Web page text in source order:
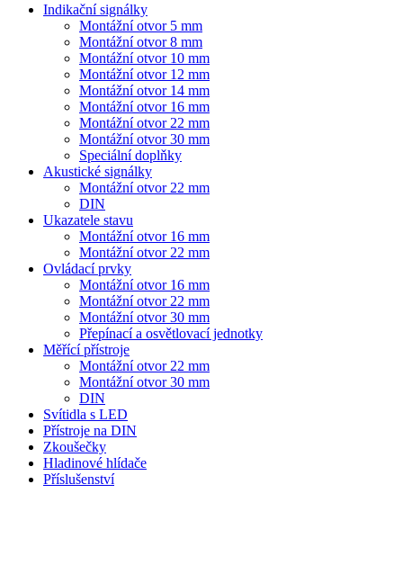
Indikační signálky
Montážní otvor 5 mm
Montážní otvor 8 mm
Montážní otvor 10 mm
Montážní otvor 12 mm
Montážní otvor 14 mm
Montážní otvor 16 mm
Montážní otvor 22 mm
Montážní otvor 30 mm
Speciální doplňky
Akustické signálky
Montážní otvor 22 mm
DIN
Ukazatele stavu
Montážní otvor 16 mm
Montážní otvor 22 mm
Ovládací prvky
Montážní otvor 16 mm
Montážní otvor 22 mm
Montážní otvor 30 mm
Přepínací a osvětlovací jednotky
Měřící přístroje
Montážní otvor 22 mm
Montážní otvor 30 mm
DIN
Svítidla s LED
Přístroje na DIN
Zkoušečky
Hladinové hlídače
Příslušenství